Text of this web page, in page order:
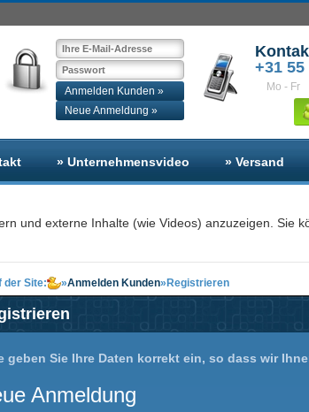
Anmelden Kunden »
Neue Anmeldung »
+31 55
Mo - Fr
» Unternehmensvideo » Versand
und externe Inhalte (wie Videos) anzuzeigen. Sie
der Site: »Anmelden Kunden» Registrieren
geben Sie Ihre Daten korrekt ein, so dass wir
Anmeldung